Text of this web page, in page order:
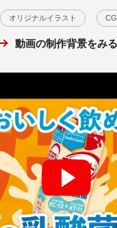
オリジナルイラスト
動画の制作背景をみる
サービス紹介 WEB広告